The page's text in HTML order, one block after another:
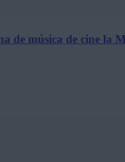
de música de cine la